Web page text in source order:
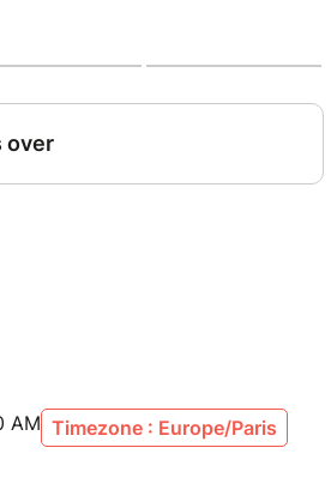
AM Timezone : Europe/Paris